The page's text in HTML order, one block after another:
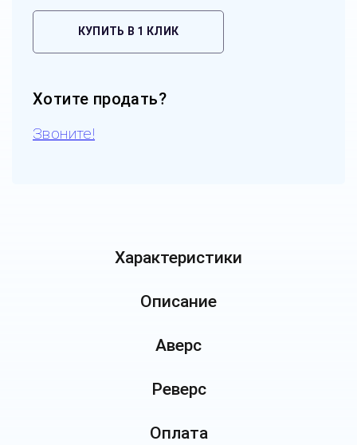
КУПИТЬ В 1 КЛИК
Хотите продать?
Звоните!
Характеристики
Описание
Аверс
Реверс
Оплата